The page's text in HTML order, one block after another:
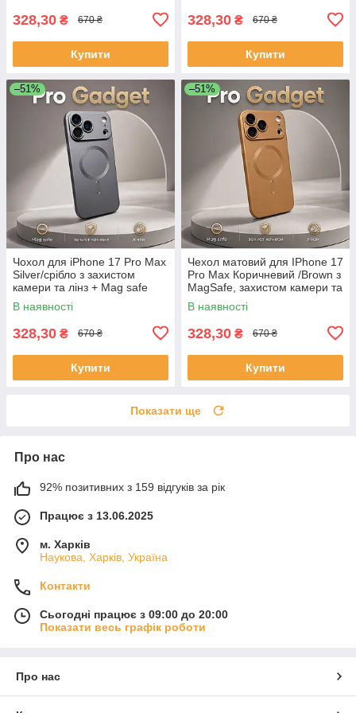
328,30 ₴ 670 ₴
Купити
328,30 ₴ 670 ₴
Купити
–51%
Чохол для iPhone 17 Pro Max
Silver/срібло з захистом
камери та лінз + Mag safe
В наявності
328,30 ₴ 670 ₴
Купити
–51%
Чехол матовий для IPhone 17
Pro Max Коричневий /Brown з
MagSafe, захистом камери та
лінз
В наявності
328,30 ₴ 670 ₴
Купити
Показати ще
Про нас
92% позитивних з 159 відгуків за рік
Працює з 13.06.2025
м. Харків
Наукова, Харків, Україна
Контакти
Сьогодні працює з 09:00 до 20:00
Показати весь графік роботи
Про нас